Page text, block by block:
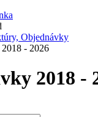
Objednávky
- 2026
2018 -